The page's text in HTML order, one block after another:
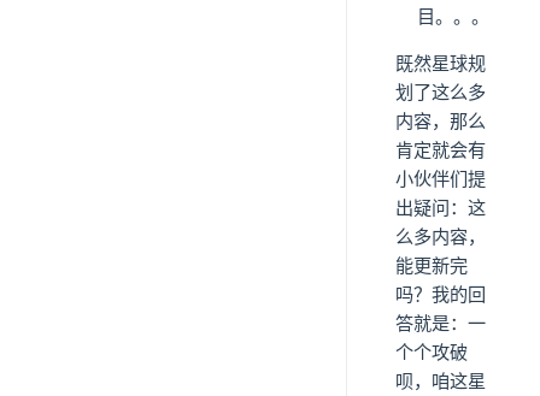
目。。。
既然星球规
划了这么多
内容，那么
肯定就会有
小伙伴们提
出疑问：这
么多内容，
能更新完
吗？我的回
答就是：一
个个攻破
呗，咱这星